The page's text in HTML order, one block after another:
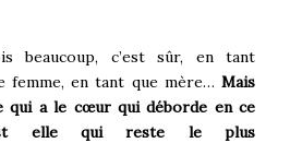
beaucoup, c’est sûr, en tant
femme, en tant que mère… Mais
qui a le cœur qui déborde en ce
elle qui reste le plus